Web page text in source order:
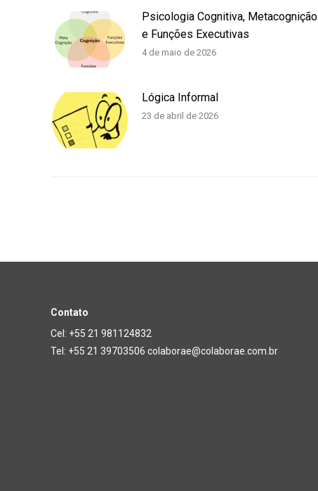
Psicologia Cognitiva, Metacognição
e Funções Executivas
4 de maio de 2026
Lógica Informal
23 de abril de 2026
Contato
Cel: +55 21 981124832
Tel: +55 21 39703506 colaborae@colaborae.com.br